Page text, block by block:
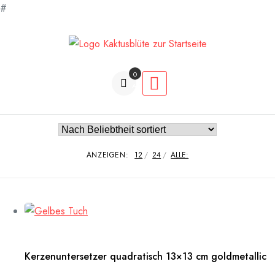
#
0
ANZEIGEN: 12 24 ALLE:
Kerzenuntersetzer quadratisch 13×13 cm goldmetallic